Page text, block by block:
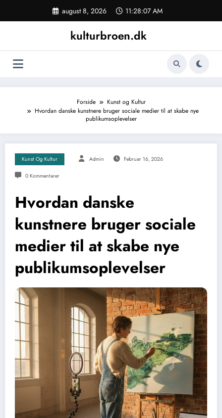
indhold
august 8, 2026 11:28:08 AM
kulturbroen.dk
Forside
Kunst og Kultur
Hvordan danske kunstnere bruger sociale medier til at skabe nye
publikumsoplevelser
Kunst Og Kultur Admin Februar 16, 2026
0 Kommentarer
Hvordan danske
kunstnere bruger sociale
medier til at skabe nye
publikumsoplevelser